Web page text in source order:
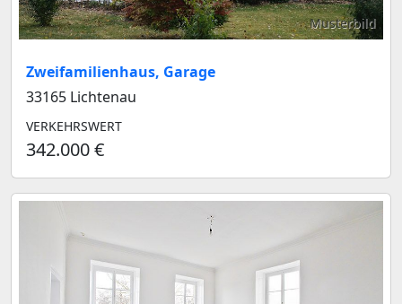
Musterbild
Zweifamilienhaus, Garage
33165 Lichtenau
VERKEHRSWERT
342.000 €